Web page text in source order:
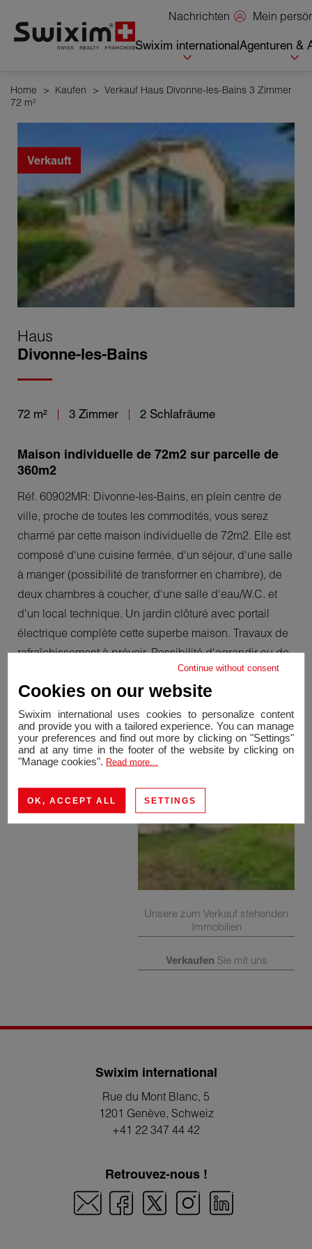
Nachrichten Mein
Swixim internationalAgenturen &
Home > Kaufen > Verkauf Haus Divonne-les-Bains 3 Zimmer
72 m²
Verkauft
Haus
Divonne-les-Bains
72 m² 3 Zimmer 2 Schlafräume
Maison individuelle de 72m2 sur parcelle de
360m2
Réf. 60902MR: Divonne-les-Bains, en plein centre de
ville, proche de toutes les commodités, vous serez
charmé par cette maison individuelle de 72m2. Elle est
composé d'une cuisine fermée, d'un séjour, d'une salle
à manger (possibilité de transformer en chambre), de
deux chambres à coucher, d'une salle d'eau/W.C. et
d'un local technique. Un jardin clôturé avec portail
électrique complète cette superbe maison. Travaux de
rafraîchissement à prévoir. Possibilité d'agrandir ou de
faire un garage fermé. A découvrir rapidement!
Contact: +41 76 615 66 13
Unsere zum Verkauf stehenden
Immobilien
Verkaufen Sie mit uns
Swixim international
Rue du Mont Blanc, 5
1201 Genève, Schweiz
+41 22 347 44 42
Retrouvez-nous !
Continue without consent
Cookies on our website
Swixim international uses cookies to personalize content
and provide you with a tailored experience. You can manage
your preferences and find out more by clicking on "Settings"
and at any time in the footer of the website by clicking on
"Manage cookies". Read more...
OK, ACCEPT ALL SETTINGS